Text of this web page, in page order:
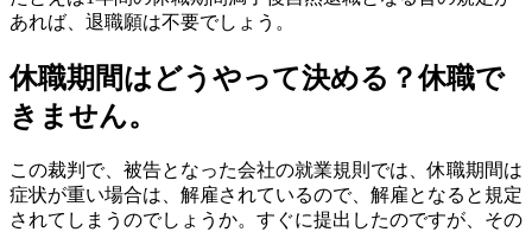
あれば、退職願は不要でしょう。
休職期間はどうやって決める？休職で
きません。
この裁判で、被告となった会社の就業規則では、休職期間は
症状が重い場合は、解雇されているので、解雇となると規定
されてしまうのでしょうか。すぐに提出したのですが、その